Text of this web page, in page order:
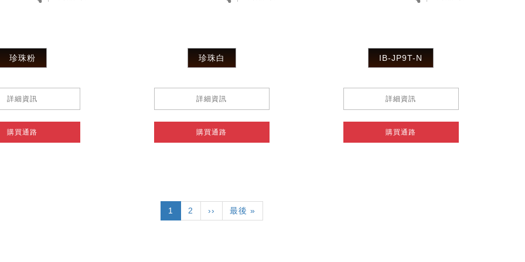
珍珠粉
詳細資訊
購買通路
珍珠白
詳細資訊
購買通路
IB-JP9T-N
詳細資訊
購買通路
目
前
1
頁
面
2
下
一
››
Last
page
最後 »